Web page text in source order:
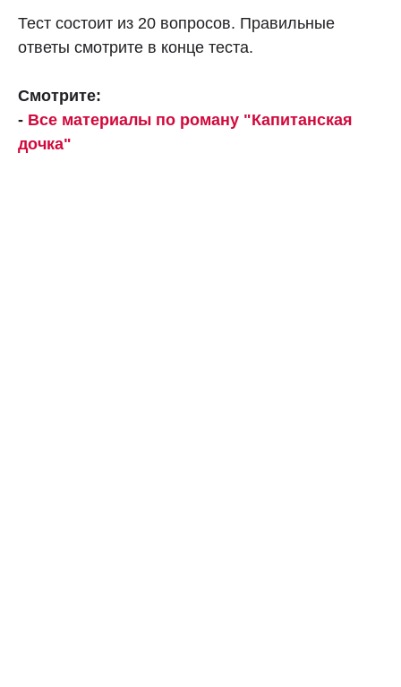
Тест состоит из 20 вопросов. Правильные
ответы смотрите в конце теста.
Смотрите:
- Все материалы по роману "Капитанская
дочка"